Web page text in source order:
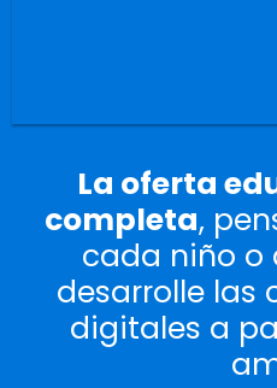
La oferta
completa,
cada niño o
desarrolle las
digitales a